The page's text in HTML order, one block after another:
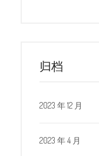
归档
2023 年 12 月
2023 年 4 月